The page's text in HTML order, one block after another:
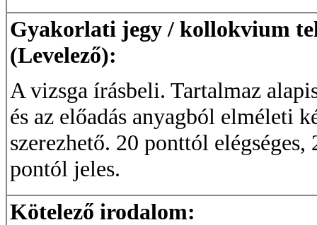
Gyakorlati jegy / kollokvium
(Levelező):
A vizsga írásbeli. Tartalmaz
és az előadás anyagból elméleti
szerezhető. 20 ponttól
pontól jeles.
Kötelező irodalom: